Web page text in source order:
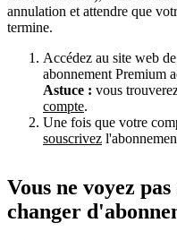
annulation et attendre que
termine.
Accédez au site web
abonnement Premium
Astuce : vous
compte.
Une fois que votre
souscrivez
Vous ne voyez
changer